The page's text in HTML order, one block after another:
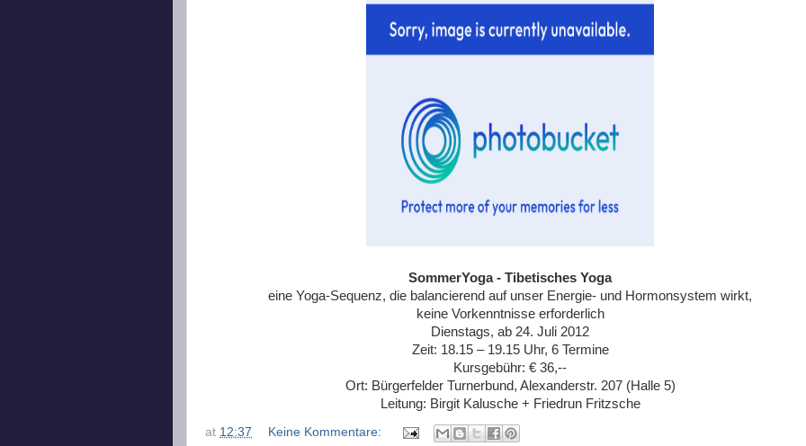
SommerYoga - Tibetisches Yoga
eine Yoga-Sequenz, die balancierend auf unser Energie- und Hormonsystem wirkt,
keine Vorkenntnisse erforderlich
Dienstags, ab 24. Juli 2012
Zeit: 18.15 – 19.15 Uhr, 6 Termine
Kursgebühr: € 36,--
Ort: Bürgerfelder Turnerbund, Alexanderstr. 207 (Halle 5)
Leitung: Birgit Kalusche + Friedrun Fritzsche
at 12:37
Keine Kommentare: